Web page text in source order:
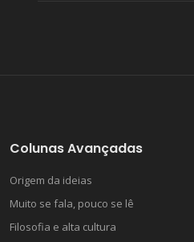
Colunas Avançadas
Origem da ideias
Muito se fala, pouco se lê
Filosofia e alta cultura